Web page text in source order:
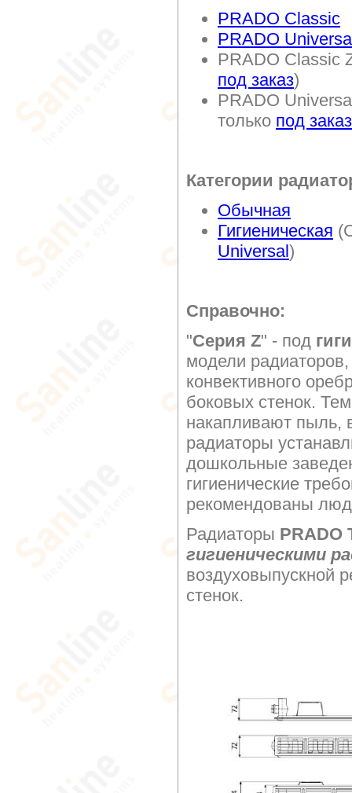
PRADO Classic
PRADO
PRADO Classic
под заказ)
PRADO
только под заказ
Категории
Обычная
Гигиеническая
Universal)
Справочно:
"Серия Z" - под
модели
конвективного
боковых стенок.
накапливают пыль,
радиаторы
дошкольные
гигиенические
рекомендованы
Радиаторы PRADO
гигиеническими
воздуховыпускной
стенок.